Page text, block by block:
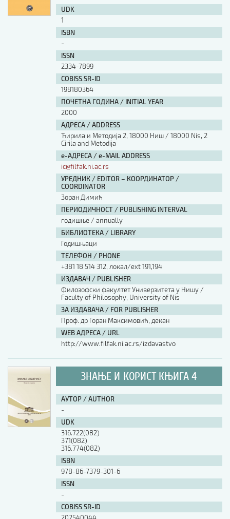
DOI
UDK
1
ISBN
-
ISSN
2334-7899
COBISS.SR-ID
198180364
ПОЧЕТНА ГОДИНА / INITIAL YEAR
2000
АДРЕСА / ADDRESS
Ћирила и Методија 2, 18000 Ниш / 18000 Nis, 2
Cirila and Metodija
е-АДРЕСА / e-MAIL ADDRESS
ic@filfak.ni.ac.rs
УРЕДНИК / EDITOR – КООРДИНАТОР /
COORDINATOR
Зоран Димић
ПЕРИОДИЧНОСТ / PUBLISHING INTERVAL
годишње / annually
БИБЛИОТЕКА / LIBRARY
Годишњаци
ТЕЛЕФОН / PHONE
+381 18 514 312, локал/ext 191,194
ИЗДАВАЧ / PUBLISHER
Филозофски факултет Универзитета у Нишу /
Faculty of Philosophy, University of Nis
ЗА ИЗДАВАЧА / FOR PUBLISHER
Проф. др Горан Максимовић, декан
WEB АДРЕСА / URL
http://www.filfak.ni.ac.rs/izdavastvo
ЗНАЊЕ И КОРИСТ КЊИГА 4
АУТОР / AUTHOR
-
UDK
316.722(082)
371(082)
316.774(082)
ISBN
978-86-7379-301-6
ISSN
-
COBISS.SR-ID